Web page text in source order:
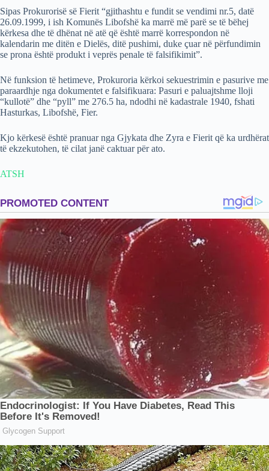
Sipas Prokurorisë së Fierit “gjithashtu e fundit se vendimi nr.5, datë
26.09.1999, i ish Komunës Libofshë ka marrë më parë se të bëhej
kërkesa dhe të dhënat në atë që është marrë korrespondon në
kalendarin me ditën e Dielës, ditë pushimi, duke çuar në përfundimin
se prona është produkt i veprës penale të falsifikimit”.
Në funksion të hetimeve, Prokuroria kërkoi sekuestrimin e pasurive me
paraardhje nga dokumentet e falsifikuara: Pasuri e paluajtshme lloji
“kullotë” dhe “pyll” me 276.5 ha, ndodhi në kadastrale 1940, fshati
Hasturkas, Libofshë, Fier.
Kjo kërkesë është pranuar nga Gjykata dhe Zyra e Fierit që ka urdhërat
të ekzekutohen, të cilat janë caktuar për ato.
ATSH